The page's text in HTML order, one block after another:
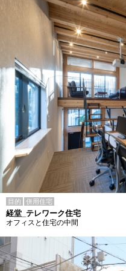
目的 併用住宅
経堂_テレワーク住宅
オフィスと住宅の中間